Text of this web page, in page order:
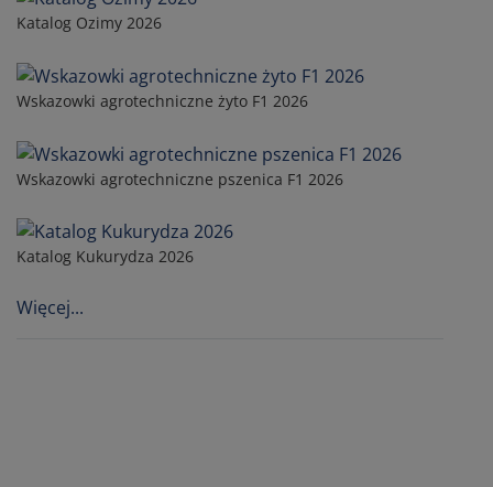
Katalog Ozimy 2026
Wskazowki agrotechniczne żyto F1 2026
Wskazowki agrotechniczne pszenica F1 2026
Katalog Kukurydza 2026
Więcej...